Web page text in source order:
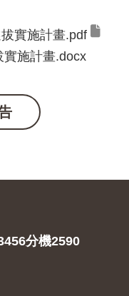
實施計畫.pdf
實施計畫.docx
分機2590